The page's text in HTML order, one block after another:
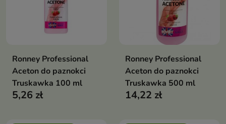
Ronney Professional
Aceton do paznokci
Truskawka 100 ml
5,26 zł
Ronney Professional
Aceton do paznokci
Truskawka 500 ml
14,22 zł